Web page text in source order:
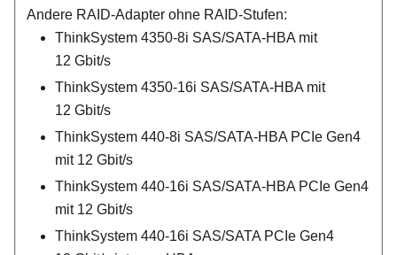
Andere RAID-Adapter ohne RAID-Stufen:
ThinkSystem 4350-8i SAS/SATA-HBA mit
12 Gbit/s
ThinkSystem 4350-16i SAS/SATA-HBA mit
12 Gbit/s
ThinkSystem 440-8i SAS/SATA-HBA PCIe Gen4
mit 12 Gbit/s
ThinkSystem 440-16i SAS/SATA-HBA PCIe Gen4
mit 12 Gbit/s
ThinkSystem 440-16i SAS/SATA PCIe Gen4